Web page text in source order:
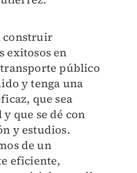
construir
exitosos en
público
y tenga una
que sea
que se dé con
y estudios.
de un
eficiente,